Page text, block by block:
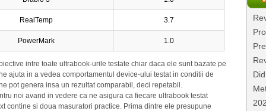
RealTemp 3.7
PowerMark 1.0
intre toate ultrabook-urile testate chiar daca ele sunt bazate pe
ajuta in a vedea comportamentul device-ului testat in conditii de
pot genera insa un rezultat comparabil, deci repetabil.
noi avand in vedere ca ne asigura ca fiecare ultrabook testat
contine si doua masuratori practice. Prima dintre ele presupune